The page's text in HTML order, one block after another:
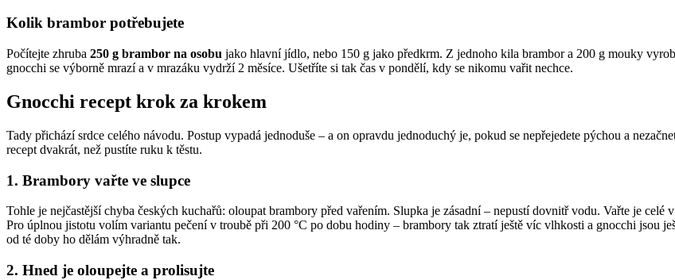
Kolik brambor potřebujete
Počítejte zhruba 250 g brambor na osobu jako hlavní jídlo, nebo 150 g jako předkrm. Z jednoho kila brambor a 200 g mouky
gnocchi se výborně mrazí a v mrazáku vydrží 2 měsíce. Ušetříte si tak čas v pondělí, kdy se nikomu vařit nechce.
Gnocchi recept krok za krokem
Tady přichází srdce celého návodu. Postup vypadá jednoduše – a on opravdu jednoduchý je, pokud se nepřejedete pýchou a
recept dvakrát, než pustíte ruku k těstu.
1. Brambory vařte ve slupce
Tohle je nejčastější chyba českých kuchařů: oloupat brambory před vařením. Slupka je zásadní – nepustí dovnitř vodu. Vařte je
Pro úplnou jistotu volím variantu pečení v troubě při 200 °C po dobu hodiny – brambory tak ztratí ještě víc vlhkosti a gnocchi jsou
od té doby ho dělám výhradně tak.
2. Hned je oloupejte a prolisujte